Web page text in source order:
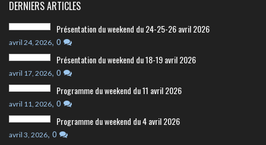
DERNIERS ARTICLES
Présentation du weekend du 24-25-26 avril 2026
avril 24, 2026, 0
Présentation du weekend du 18-19 avril 2026
avril 17, 2026, 0
Programme du weekend du 11 avril 2026
avril 11, 2026, 0
Programme du weekend du 4 avril 2026
avril 3, 2026, 0